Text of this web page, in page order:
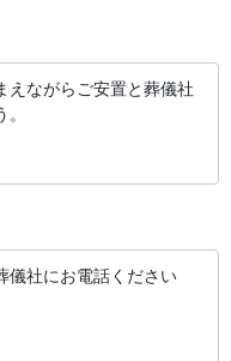
えながらご安置と葬儀社
儀社にお電話ください